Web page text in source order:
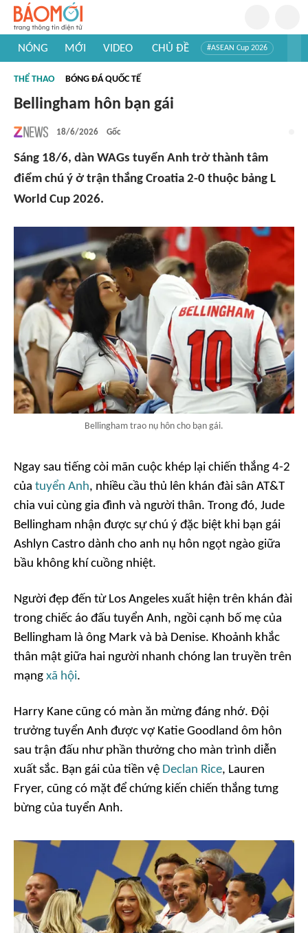
NÓNG MỚI VIDEO CHỦ ĐỀ #ASEAN Cup 2026
#Khám phá thế giới
THỂ THAO BÓNG ĐÁ QUỐC TẾ
Bellingham hôn bạn gái
18/6/2026 Gốc
Sáng 18/6, dàn WAGs tuyển Anh trở thành tâm
điểm chú ý ở trận thắng Croatia 2-0 thuộc bảng L
World Cup 2026.
Bellingham trao nụ hôn cho bạn gái.
Ngay sau tiếng còi mãn cuộc khép lại chiến thắng 4-2
của tuyển Anh, nhiều cầu thủ lên khán đài sân AT&T
chia vui cùng gia đình và người thân. Trong đó, Jude
Bellingham nhận được sự chú ý đặc biệt khi bạn gái
Ashlyn Castro dành cho anh nụ hôn ngọt ngào giữa
bầu không khí cuồng nhiệt.
Người đẹp đến từ Los Angeles xuất hiện trên khán đài
trong chiếc áo đấu tuyển Anh, ngồi cạnh bố mẹ của
Bellingham là ông Mark và bà Denise. Khoảnh khắc
thân mật giữa hai người nhanh chóng lan truyền trên
mạng xã hội.
Harry Kane cũng có màn ăn mừng đáng nhớ. Đội
trưởng tuyển Anh được vợ Katie Goodland ôm hôn
sau trận đấu như phần thưởng cho màn trình diễn
xuất sắc. Bạn gái của tiền vệ Declan Rice, Lauren
Fryer, cũng có mặt để chứng kiến chiến thắng tưng
bừng của tuyển Anh.